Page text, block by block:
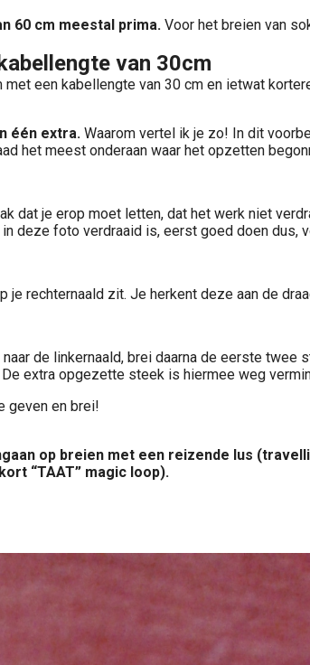
60 cm meestal prima. Voor het breien van
van 30cm
een kabellengte van 30 cm en ietwat
één extra. Waarom vertel ik je zo! In dit
het meest onderaan waar het opzetten
dat je erop moet letten, dat het werk niet
deze foto verdraaid is, eerst goed doen dus,
rechternaald zit. Je herkent deze aan de
de linkernaald, brei daarna de eerste
De extra opgezette steek is hiermee weg
geven en brei!
op breien met een reizende lus
“TAAT” magic loop).